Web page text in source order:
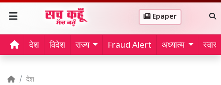
Epaper
देश विदेश राज्य Fraud Alert अध्यात्म
देश